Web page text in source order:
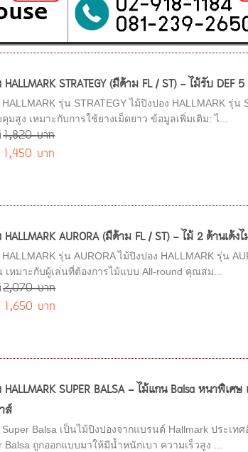
STRATEGY (มีด้าม FL / ST) - ไม้รับ
รุ่น STRATEGY ไม้ปิงปอง HALLMARK รุ่
มสูง เหมาะกับการใช้ยางเม็ดยาว ข้อมูลเพิ่มเติม: ไ...
1,820 บาท
1,450 บาท
AURORA (มีด้าม FL / ST) - ไม้ 2 ด้านเ
รุ่น AURORA ไม้ปิงปอง HALLMARK รุ่น
เหมาะกับผู้เล่นที่ต้องการไม้แบบ All-round คุณสม...
2,070 บาท
1,650 บาท
HALLMARK SUPER BALSA - ไม้แกน Balsa หนาพิ
ส์
Super Balsa เป็นไม้ปิงปองจากแบรนด์ Hallmark ประเ
Balsa ถูกออกแบบมาให้มีน้ำหนักเบา ความเร็วสูง ...